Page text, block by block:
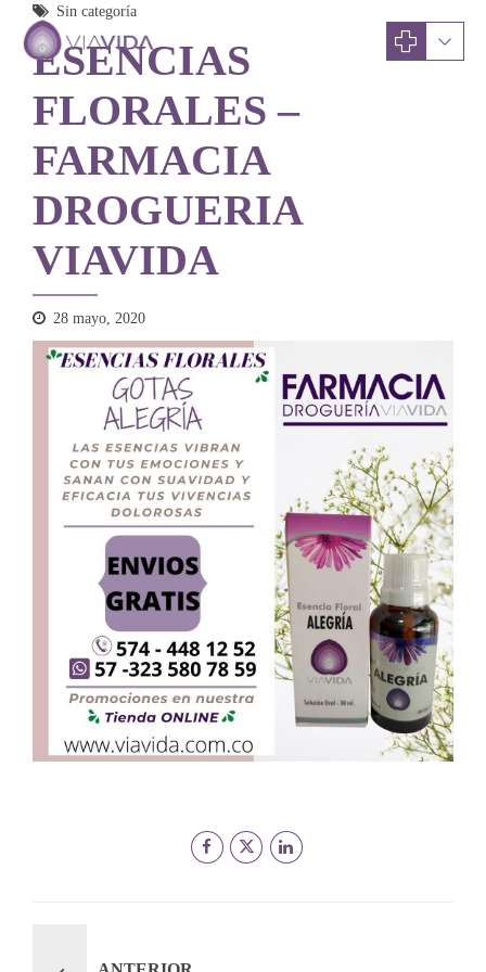
Sin categoría
ESENCIAS
FLORALES –
FARMACIA
DROGUERIA
VIAVIDA
28 mayo, 2020